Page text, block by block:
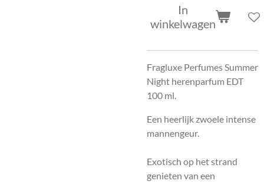
In
winkelwagen
Fragluxe Perfumes Summer
Night herenparfum EDT
100 ml.
Een heerlijk zwoele intense
mannengeur.
Exotisch op het strand
genieten van een